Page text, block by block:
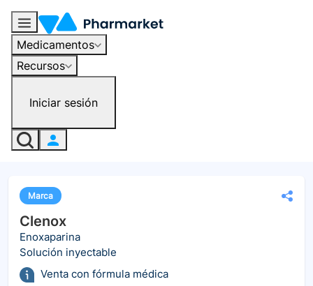
Medicamentos
Recursos
Iniciar sesión
Marca
Clenox
Enoxaparina
Solución inyectable
Venta con fórmula médica